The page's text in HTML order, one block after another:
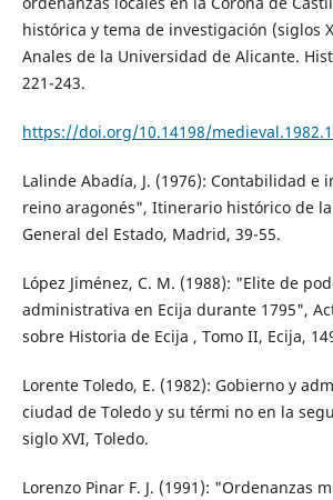
histórica y tema de investigación (siglos
Anales de la Universidad de Alicante.
221-243.
https://doi.org/10.14198/
Lalinde Abadía, J. (1976): Contabilidad e
reino aragonés", Itinerario histórico de
General del Estado, Madrid, 39-55.
López Jiménez, C. M. (1988): "Elite de
administrativa en Ecija durante 1795",
sobre Historia de Ecija , Tomo II, Ecija,
Lorente Toledo, E. (1982): Gobierno y
ciudad de Toledo y su térmi no en la
siglo XVI, Toledo.
Lorenzo Pinar F. J. (1991): "Ordenanzas